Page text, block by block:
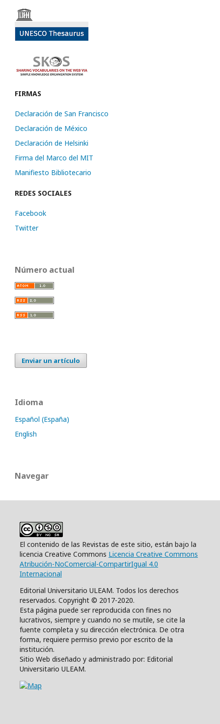
FIRMAS
Declaración de San Francisco
Declaración de México
Declaración de Helsinki
Firma del Marco del MIT
Manifiesto Bibliotecario
REDES SOCIALES
Facebook
Twitter
Número actual
Enviar un artículo
Idioma
Español (España)
English
Navegar
El contenido de las Revistas de este sitio, están bajo la
licencia Creative Commons Licencia Creative Commons
Atribución-NoComercial-CompartirIgual 4.0
Internacional
Editorial Universitario ULEAM. Todos los derechos
reservados. Copyright © 2017-2020.
Esta página puede ser reproducida con fines no
lucrativos, siempre y cuando no se mutile, se cite la
fuente completa y su dirección electrónica. De otra
forma, requiere permiso previo por escrito de la
institución.
Sitio Web diseñado y administrado por: Editorial
Universitario ULEAM.